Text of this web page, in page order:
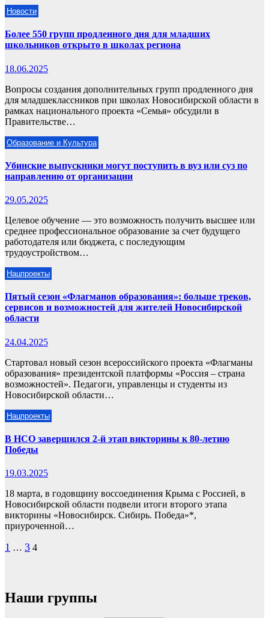
Новости
Более 550 групп продленного дня для младших
школьников открыто в школах региона
18.06.2025
Вопросы создания дополнительных групп продленного дня
для младшеклассников при школах Новосибирской области в
рамках национального проекта «Семья» обсудили в
Правительстве…
Образование и Культура
Убинские выпускники могут поступить в вуз или суз по
направлению от организации
29.05.2025
Целевое обучение — это возможность получить высшее или
среднее профессиональное образование за счет будущего
работодателя или бюджета, с последующим
трудоустройством…
Нацпроекты
Пятый сезон «Флагманов образования»: больше треков,
сервисов и возможностей для жителей Новосибирской
области
24.04.2025
Стартовал новый сезон всероссийского проекта «Флагманы
образования» президентской платформы «Россия – страна
возможностей». Педагоги, управленцы и студенты из
Новосибирской области…
Нацпроекты
В НСО завершился 2-й этап викторины к 80-летию
Победы
19.03.2025
18 марта, в годовщину воссоединения Крыма с Россией, в
Новосибирской области подвели итоги второго этапа
викторины «Новосибирск. Сибирь. Победа»*,
приуроченной…
Пагинация
1 … 3 4
Наши группы